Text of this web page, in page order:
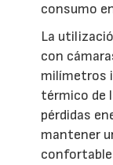
consumo
La
con
milímetros
térmico de
pérdidas
mantener